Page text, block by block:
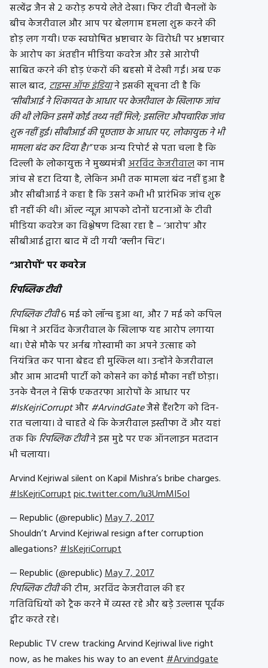
सत्येंद्र जैन से 2 करोड़ रुपये लेते देखा। फिर टीवी चैनलों के
बीच केजरीवाल और आप पर बेलगाम हमला शुरू करने की
होड़ लग गयी। एक स्वघोषित भ्रष्टाचार के विरोधी पर भ्रष्टाचार
के आरोप का अंतहीन मीडिया कवरेज और उसे आरोपी
साबित करने की होड़ एंकरों की बहसो में देखी गईं। अब एक
साल बाद,टाइम्स ऑफ इंडियाने इसकी सूचना दी है कि
“सीबीआई ने शिकायत के आधार पर केजरीवाल के खिलाफ जांच
की थी लेकिन इसमें कोई तथ्य नहीं मिले; इसलिए औपचारिक जांच
शुरू नहीं हुई। सीबीआई की पूछताछ के आधार पर, लोकायुक्त ने भी
मामला बंद कर दिया है।”एक अन्य रिपोर्ट से पता चला है कि
दिल्ली के लोकायुक्त ने मुख्यमंत्रीअरविंद केजरीवालका नाम
जांच से हटा दिया है, लेकिन अभी तक मामला बंद नहीं हुआ है
और सीबीआई ने कहा है कि उसने कभी भी प्रारंभिक जांच शुरू
ही नहीं की थी। ऑल्ट न्यूज़ आपको दोनों घटनाओं के टीवी
मीडिया कवरेज का विश्लेषण दिखा रहा है – ‘आरोप’ और
सीबीआई द्वारा बाद में दी गयी ‘क्लीन चिट’।
“आरोपों” पर कवरेज
रिपब्लिक टीवी
रिपब्लिक टीवी6 मई को लॉन्च हुआ था, और 7 मई को कपिल
मिश्रा ने अरविंद केजरीवाल के खिलाफ यह आरोप लगाया
था। ऐसे मौके पर अर्नब गोस्वामी का अपने उत्साह को
नियंत्रित कर पाना बेहद ही मुश्किल था। उन्होंने केजरीवाल
और आम आदमी पार्टी को कोसने का कोई मौका नहीं छोड़ा।
उनके चैनल ने सिर्फ एकतरफा आरोपों के आधार पर
#IsKejriCorruptऔर#ArvindGateजैसे हैंशटैग को दिन-
रात चलाया। वे चाहते थे कि केजरीवाल इस्तीफा दें और यहां
तक किरिपब्लिक टीवीने इस मुद्दे पर एक ऑनलाइन मतदान
भी चलाया।
Arvind Kejriwal silent on Kapil Mishra’s bribe charges.
#IsKejriCorruptpic.twitter.com/Iu3UmMI5oI
— Republic (@republic)May 7, 2017
Shouldn’t Arvind Kejriwal resign after corruption
allegations?#IsKejriCorrupt
— Republic (@republic)May 7, 2017
रिपब्लिक टीवीकी टीम, अरविंद केजरीवाल की हर
गतिविधियों को ट्रैक करने में व्यस्त रहे और बड़े उल्लास पूर्वक
ट्वीट करते रहे।
Republic TV crew tracking Arvind Kejriwal live right
now, as he makes his way to an event#Arvindgate